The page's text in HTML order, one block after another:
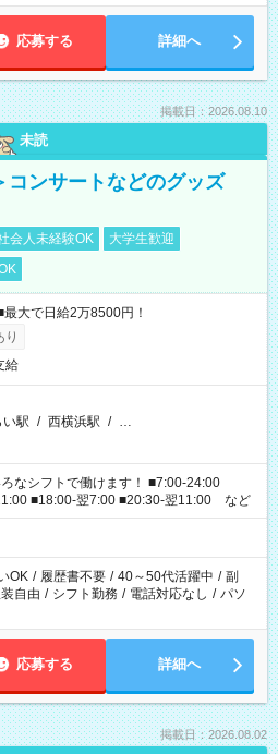
応募する 詳細へ
掲載日：2026.08.10
未読
コンサートなどのグッズ
会人未経験OK
大学生歓迎
大で日給2万8500円！
り
給
駅 / 西横浜駅 / …
なシフトで働けます！ ■7:00-24:00
■18:00-翌7:00 ■20:30-翌11:00 など
OK / 履歴書不要 / 40～50代活躍中 / 副
自由 / シフト勤務 / 電話対応なし / パソ
応募する 詳細へ
掲載日：2026.08.02